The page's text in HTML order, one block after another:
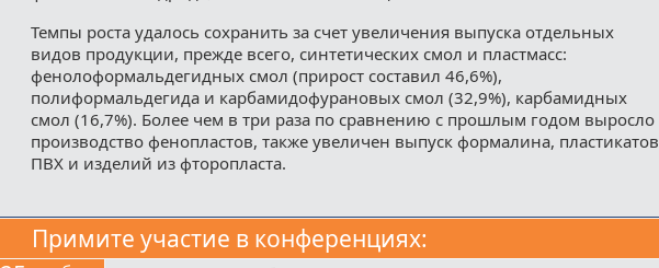
Темпы роста удалось сохранить за счет увеличения выпуска отдельных
видов продукции, прежде всего, синтетических смол и пластмасс:
фенолоформальдегидных смол (прирост составил 46,6%),
полиформальдегида и карбамидофурановых смол (32,9%), карбамидных
смол (16,7%). Более чем в три раза по сравнению с прошлым годом выросло
производство фенопластов, также увеличен выпуск формалина, пластикатов
ПВХ и изделий из фторопласта.
Примите участие в конференциях: